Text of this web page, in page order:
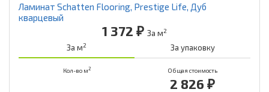
Ламинат Schatten Flooring, Prestige Life, Дуб
кварцевый
1 372 ₽ За м2
За м2 За упаковку
Кол-во м2 Общая стоимость
2 826 ₽